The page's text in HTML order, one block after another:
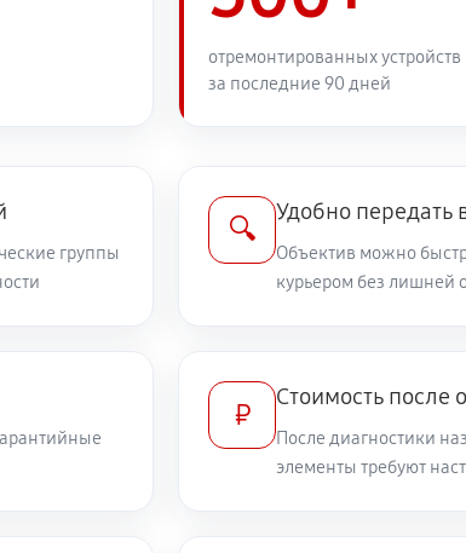
f/1.8 USM 810 руб
540 руб
1710 руб
отремонтированных устройств
за последние 90 дней
группы
🔍
Удобно передать
Объектив можно
курьером без лишней
₽
Стоимость после
После диагностики
элементы требуют